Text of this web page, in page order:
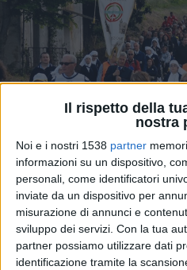
Il rispetto della
nostra
Noi e i nostri 1538 partner
informazioni su un dispositivo,
personali, come identificatori
inviate da un dispositivo per
misurazione di annunci e
sviluppo dei servizi. Con la tua
partner possiamo utilizzare dati
identificazione tramite la
Pellegrinaggio
Casalbordino, fede e
anni dell’Apparizione